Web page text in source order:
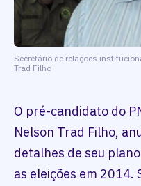
Secretário de relações
Trad Filho
O pré-candidato do
Nelson Trad Filho,
detalhes de seu
as eleições em 2014.